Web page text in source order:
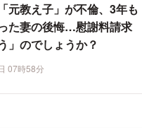
元教え子」が不倫、3年も
た妻の後悔…慰謝料請求
」のでしょうか？
07時58分